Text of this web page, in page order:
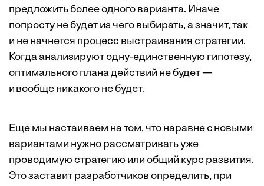
предложить более одного варианта. Иначе
попросту не будет из чего выбирать, а значит, так
и не начнется процесс выстраивания стратегии.
Когда анализируют одну-единственную гипотезу,
оптимального плана действий не будет —
и вообще никакого не будет.
Еще мы настаиваем на том, что наравне с новыми
вариантами нужно рассматривать уже
проводимую стратегию или общий курс развития.
Это заставит разработчиков определить, при